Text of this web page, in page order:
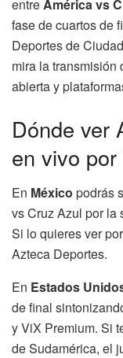
entreAmérica vs
fase de cuartos de
Deportes de
mira la transmisión
abierta y
Dónde ver
en vivo
En México podrás
vs Cruz Azul por la
Si lo quieres ver
Azteca Deportes.
En Estados
de final
y ViX Premium. Si
de Sudamérica, el